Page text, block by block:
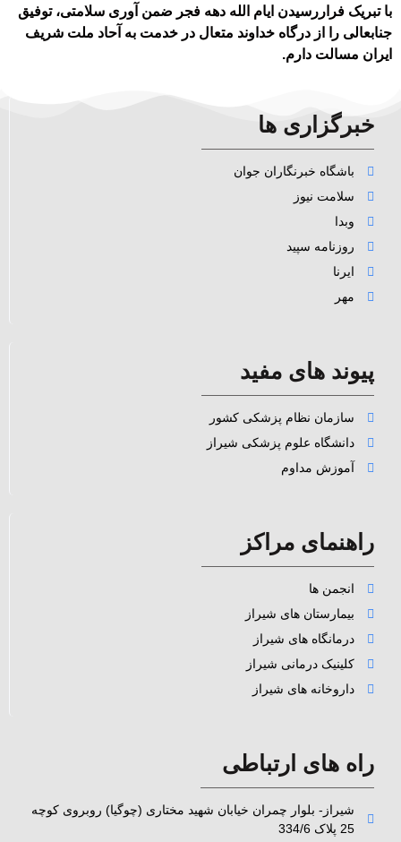
با تبریک فراررسیدن ایام الله دهه فجر ضمن آوری سلامتی، توفیق
جنابعالی را از درگاه خداوند متعال در خدمت به آحاد ملت شریف
ایران مسالت دارم.
خبرگزاری ها
باشگاه خبرنگاران جوان
سلامت نیوز
وبدا
روزنامه سپید
ایرنا
مهر
پیوند های مفید
سازمان نظام پزشکی کشور
دانشگاه علوم پزشکی شیراز
آموزش مداوم
راهنمای مراکز
انجمن ها
بیمارستان های شیراز
درمانگاه های شیراز
کلینیک درمانی شیراز
داروخانه های شیراز
راه های ارتباطی
شیراز- بلوار چمران خیابان شهید مختاری (چوگیا) روبروی کوچه
25 پلاک 334/6